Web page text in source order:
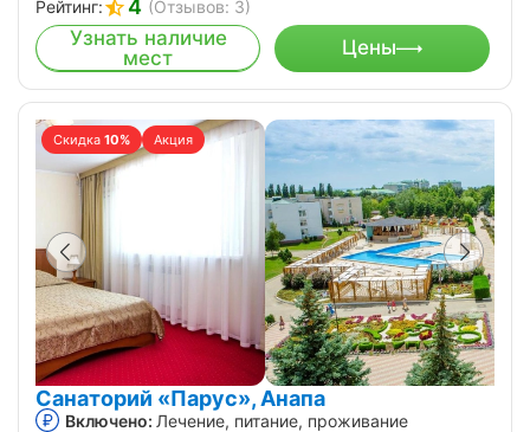
Рейтинг: 4 (Отзывов: 3)
Узнать наличие
мест
Цены
Скидка 10% Акция
Санаторий «Парус», Анапа
Включено: Лечение, питание, проживание